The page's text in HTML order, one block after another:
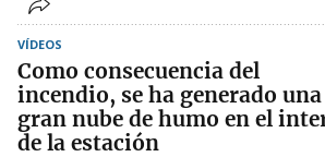
VÍDEOS
Como consecuencia del
incendio, se ha generado una
gran nube de humo en el
de la estación